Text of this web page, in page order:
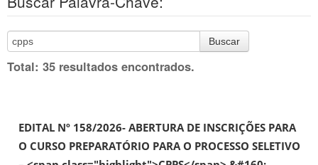
Buscar
Total: 35 resultados encontrados.
EDITAL Nº 158/2026- ABERTURA DE INSCRIÇÕES PARA
O CURSO PREPARATÓRIO PARA O PROCESSO SELETIVO